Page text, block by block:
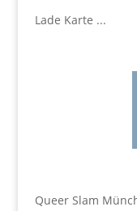
Lade Karte ...
Queer Slam